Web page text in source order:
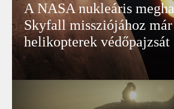
A NASA nukleáris
Skyfall missziójához
helikopterek védőpajzsát